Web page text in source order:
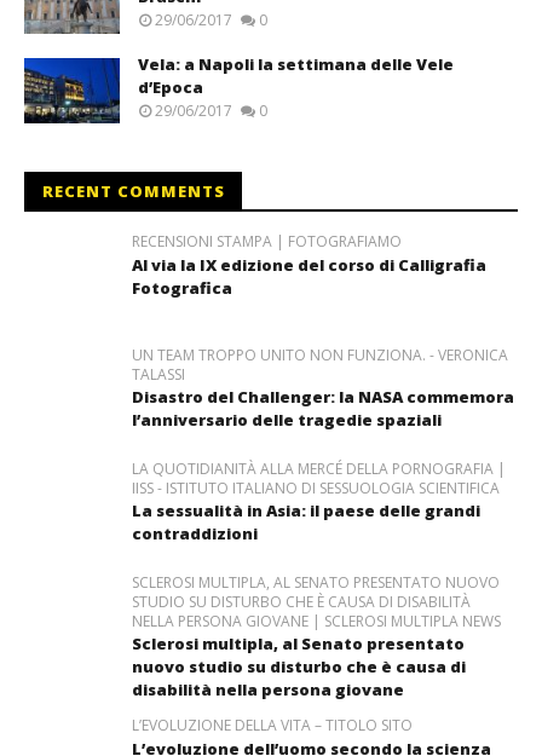
29/06/2017 0
Vela: a Napoli la settimana delle Vele
d’Epoca
29/06/2017 0
RECENT COMMENTS
RECENSIONI STAMPA | FOTOGRAFIAMO
Al via la IX edizione del corso di Calligrafia
Fotografica
UN TEAM TROPPO UNITO NON FUNZIONA. - VERONICA
TALASSI
Disastro del Challenger: la NASA commemora
l’anniversario delle tragedie spaziali
LA QUOTIDIANITÀ ALLA MERCÉ DELLA PORNOGRAFIA |
IISS - ISTITUTO ITALIANO DI SESSUOLOGIA SCIENTIFICA
La sessualità in Asia: il paese delle grandi
contraddizioni
SCLEROSI MULTIPLA, AL SENATO PRESENTATO NUOVO
STUDIO SU DISTURBO CHE È CAUSA DI DISABILITÀ
NELLA PERSONA GIOVANE | SCLEROSI MULTIPLA NEWS
Sclerosi multipla, al Senato presentato
nuovo studio su disturbo che è causa di
disabilità nella persona giovane
L’EVOLUZIONE DELLA VITA – TITOLO SITO
L’evoluzione dell’uomo secondo la scienza